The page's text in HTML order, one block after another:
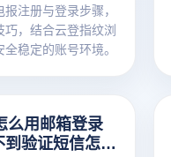
注册与登录步骤，
，结合云登指纹浏
稳定的账号环境。
用邮箱登录
验证短信怎么